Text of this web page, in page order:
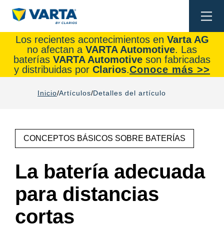
Los recientes acontecimientos en Varta AG
no afectan a VARTA Automotive. Las
baterías VARTA Automotive son fabricadas
y distribuidas por Clarios.Conoce más >>
Inicio Artículos Detalles del artículo
CONCEPTOS BÁSICOS SOBRE BATERÍAS
La batería adecuada
para distancias
cortas